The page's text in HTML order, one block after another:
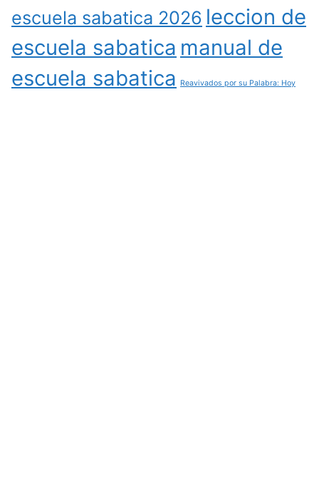
escuela sabatica 2026 leccion de
escuela sabatica manual de
escuela sabatica
Reavivados por su Palabra: Hoy